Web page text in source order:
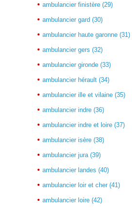
ambulancier finistère (29)
ambulancier gard (30)
ambulancier haute garonne (31)
ambulancier gers (32)
ambulancier gironde (33)
ambulancier hérault (34)
ambulancier ille et vilaine (35)
ambulancier indre (36)
ambulancier indre et loire (37)
ambulancier isère (38)
ambulancier jura (39)
ambulancier landes (40)
ambulancier loir et cher (41)
ambulancier loire (42)